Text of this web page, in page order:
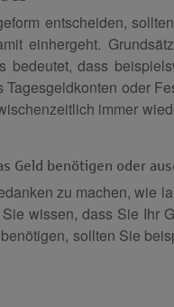
entscheiden,
einhergeht.
bedeutet, dass
oder
immer
Geld benötigen oder
zu machen, wie
wissen, dass Sie Ihr
sollten Sie